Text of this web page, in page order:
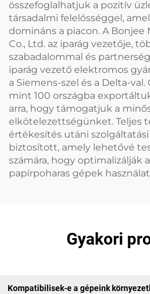
összefoglalhatjuk a pozitív
társadalmi felelősséggel,
domináns a piacon. A Bonjee
Co., Ltd. az iparág vezetője,
szabadalommal és
iparág vezető elektromos
a Siemens-szel és a Delta-
mint 100 országba
arra, hogy támogatjuk a
elkötelezettségünket. Teljes
értékesítés utáni
biztosított, amely lehetővé
számára, hogy optimalizálják
papírpoharas gépek
Gyakori
Kompatibilisek-e a gépeink